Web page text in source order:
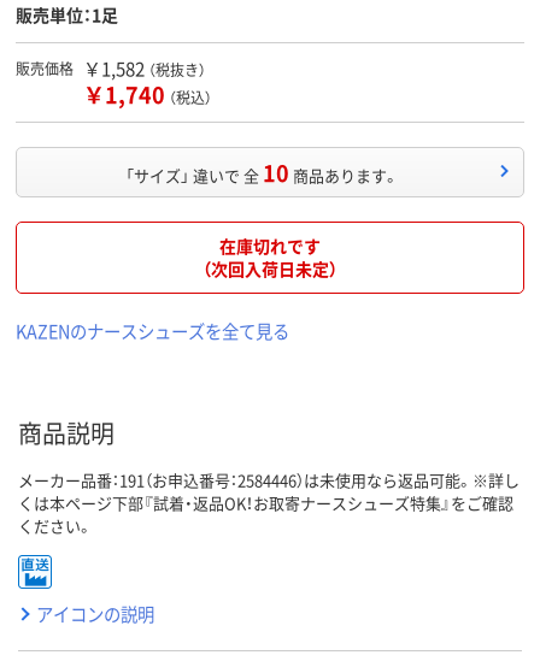
販売単位：1足
販売価格 ￥1,582 （税抜き）
￥1,740 （税込）
「サイズ」 違いで 全 10 商品あります。
在庫切れです
（次回入荷日未定）
KAZENのナースシューズを全て見る
商品説明
メーカー品番：191（お申込番号：2584446）は未使用なら返品可能。※詳し
くは本ページ下部『試着・返品OK！お取寄ナースシューズ特集』をご確認
ください。
アイコンの説明